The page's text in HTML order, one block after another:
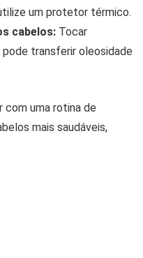
um protetor térmico.
cabelos: Tocar
transferir oleosidade
com uma rotina de
mais saudáveis,